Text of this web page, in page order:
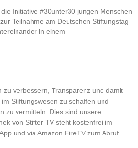
Initiative #30unter30 jungen Menschen
Teilnahme am Deutschen Stiftungstag
in einem
zu verbessern, Transparenz und damit
Stiftungswesen zu schaffen und
zu vermitteln: Dies sind unsere
von Stifter TV steht kostenfrei im
und via Amazon FireTV zum Abruf